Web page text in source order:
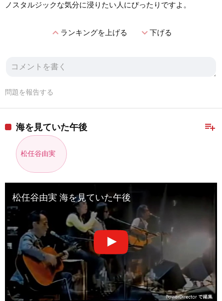
ノスタルジックな気分に浸りたい人にぴったりですよ。
expand_lessランキングを上げる expand_more下げる
問題を報告する
playlist_add
海を見ていた午後
松任谷由実
松任谷由実 海を見ていた午後